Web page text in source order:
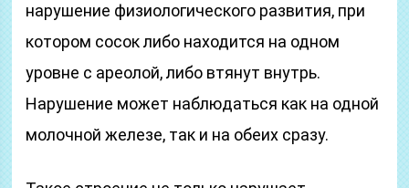
нарушение физиологического развития, при
котором сосок либо находится на одном
уровне с ареолой, либо втянут внутрь.
Нарушение может наблюдаться как на одной
молочной железе, так и на обеих сразу.